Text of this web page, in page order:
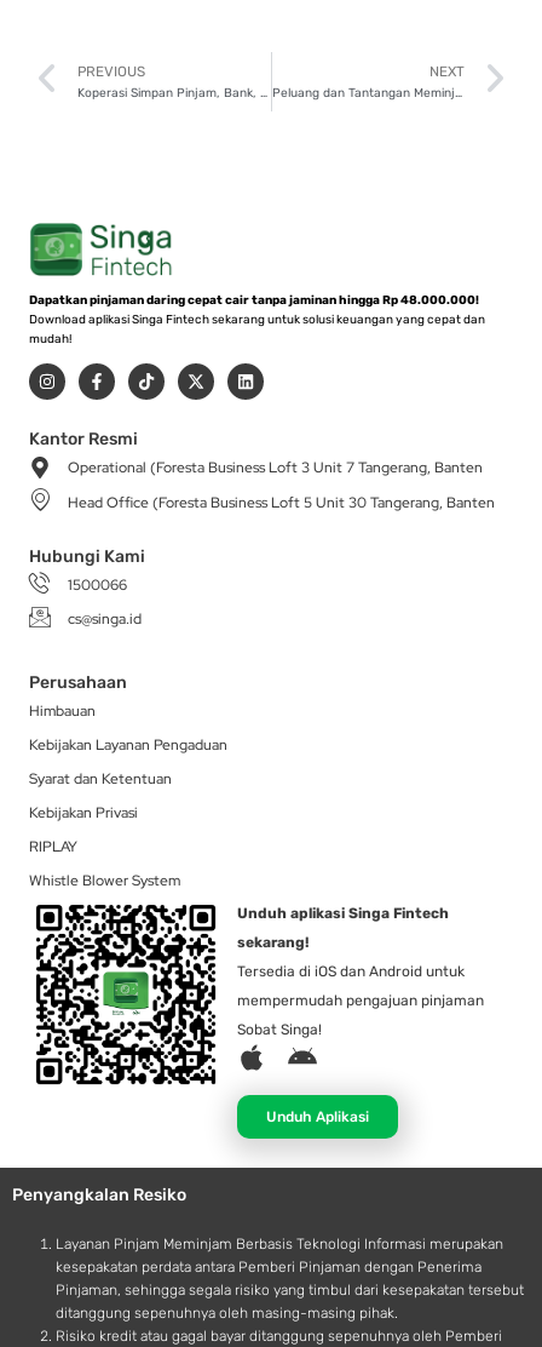
Prev
PREVIOUS
Koperasi Simpan Pinjam, Bank, atau Peer-to-Peer Lending, Mana yang Lebih Baik?
NEXT
Peluang dan Tantangan Meminjam Uang bagi Gen Z dan Milenial di Era Digital
Dapatkan pinjaman daring cepat cair tanpa jaminan hingga Rp 48.000.000!
Download aplikasi Singa Fintech sekarang untuk solusi keuangan yang cepat dan
mudah!
I
n
s
a
g
r
a
m
F
a
c
b
o
-
T
i
k
X
-
t
t
r
L
i
n
i
Kantor Resmi
Operational (Foresta Business Loft 3 Unit 7 Tangerang, Banten
Head Office (Foresta Business Loft 5 Unit 30 Tangerang, Banten
Hubungi Kami
1500066
cs@singa.id
Perusahaan
Himbauan
Kebijakan Layanan Pengaduan
Syarat dan Ketentuan
Kebijakan Privasi
RIPLAY
Whistle Blower System
Unduh aplikasi Singa Fintech
sekarang!
Tersedia di iOS dan Android untuk
mempermudah pengajuan pinjaman
Sobat Singa!
A
p
l
e
A
d
r
o
d
Unduh Aplikasi
Penyangkalan Resiko
Layanan Pinjam Meminjam Berbasis Teknologi Informasi merupakan
kesepakatan perdata antara Pemberi Pinjaman dengan Penerima
Pinjaman, sehingga segala risiko yang timbul dari kesepakatan tersebut
ditanggung sepenuhnya oleh masing-masing pihak.
Risiko kredit atau gagal bayar ditanggung sepenuhnya oleh Pemberi